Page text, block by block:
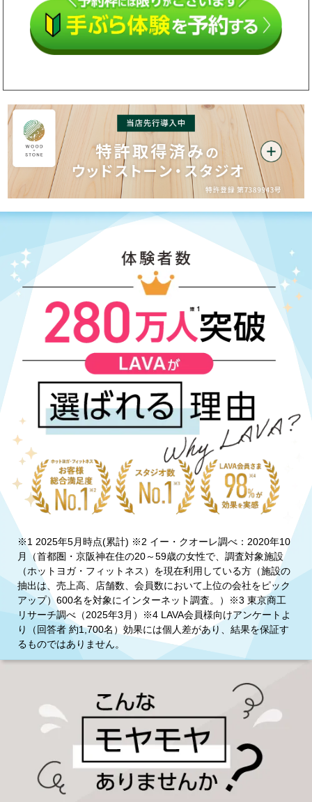
※1 2025年5月時点(累計) ※2 イー・クオーレ調べ：2020年10
月（首都圏・京阪神在住の20～59歳の女性で、調査対象施設
（ホットヨガ・フィットネス）を現在利用している方（施設の
抽出は、売上高、店舗数、会員数において上位の会社をピック
アップ）600名を対象にインターネット調査。）※3 東京商工
リサーチ調べ（2025年3月）※4 LAVA会員様向けアンケートよ
り（回答者 約1,700名）効果には個人差があり、結果を保証す
るものではありません。